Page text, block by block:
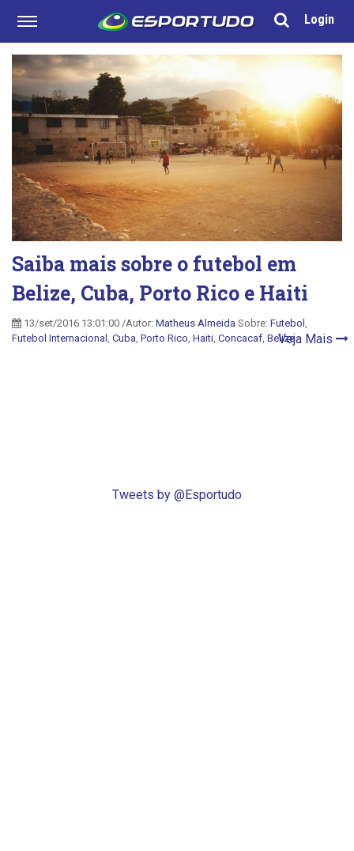
Login
Saiba mais sobre o futebol em
Belize, Cuba, Porto Rico e Haiti
13/set/2016 13:01:00 /Autor: Matheus Almeida Sobre: Futebol
Futebol Internacional Cuba Porto Rico Haiti Concacaf Belize
Veja Mais
Tweets by @Esportudo